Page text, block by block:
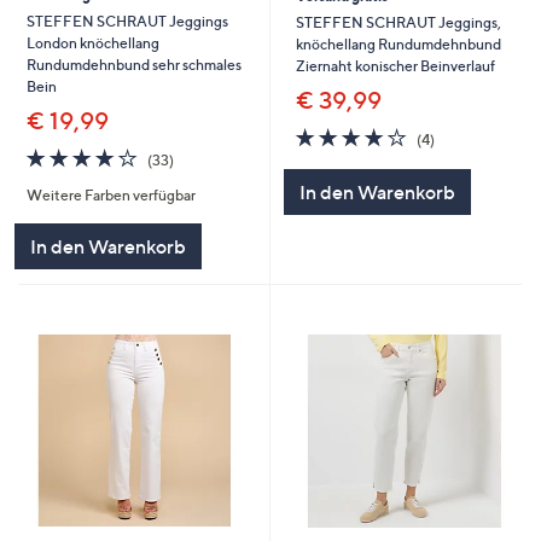
STEFFEN SCHRAUT Jeggings
London knöchellang
Rundumdehnbund sehr schmales
Bein
€ 19,99
4.1
von
5
(33)33
Weitere Farben verfügbar
In den Warenkorb
STEFFEN SCHRAUT Jeggings,
knöchellang Rundumdehnbund
Ziernaht konischer Beinverlauf
€ 39,99
3.8
von
(4)4
In den Warenkorb